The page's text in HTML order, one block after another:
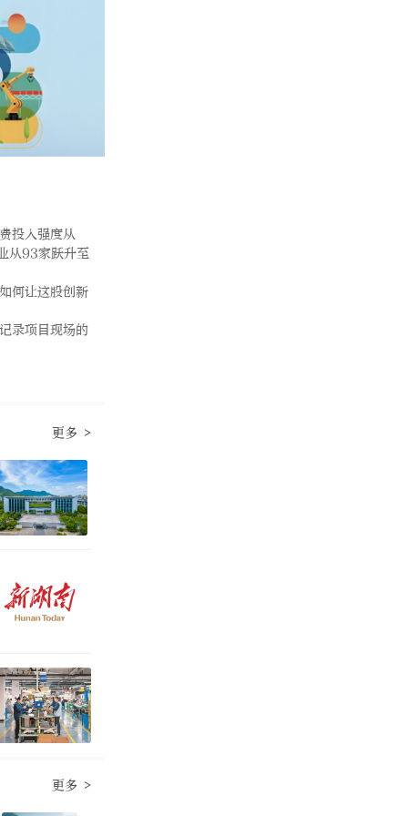
投入强度从
从93家跃升至
何让这股创新
录项目现场的
更多 >
更多 >